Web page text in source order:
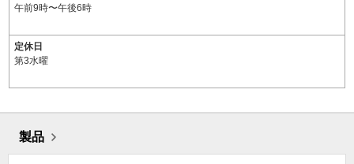
午前9時〜午後6時
定休日
第3水曜
製品